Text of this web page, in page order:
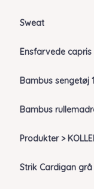
Sweat
Ensfarvede capris
Bambus sengetøj
Bambus
Produkter >
Strik Cardigan grå